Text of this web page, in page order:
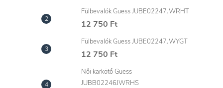
Fülbevalók Guess JUBE02247JWRHT
12 750 Ft
Fülbevalók Guess JUBE02247JWYGT
12 750 Ft
Női karkötő Guess
JUBB02246JWRHS